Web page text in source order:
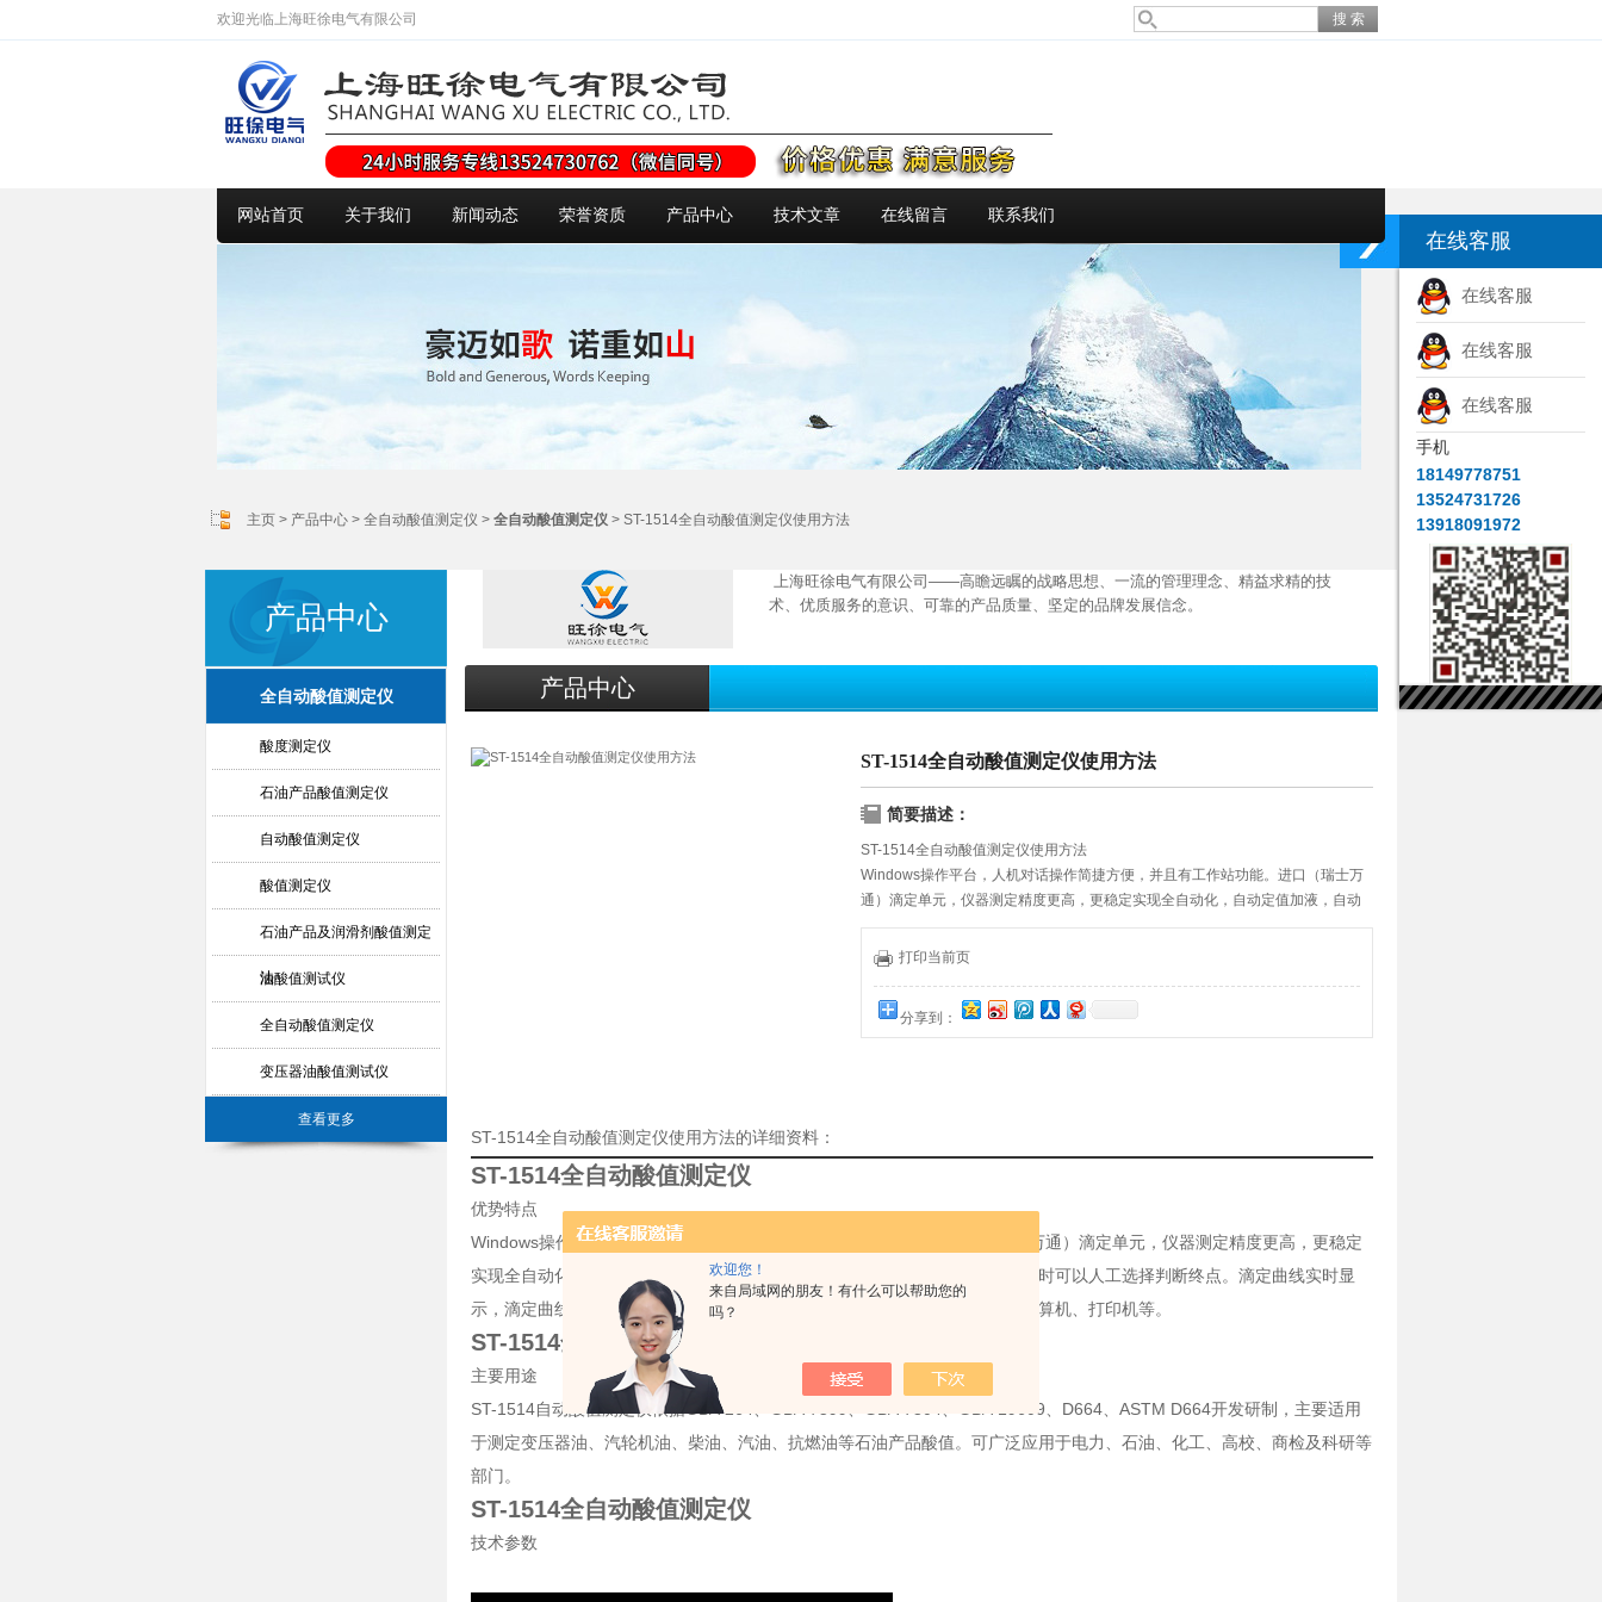
欢迎您！
来自局域网的朋友！有什么可以帮助您的
吗？
欢迎光临上海旺徐电气有限公司
网站首页 关于我们 新闻动态 荣誉资质 产品中心 技术文章 在线留言 联系我们
主页 > 产品中心 > 全自动酸值测定仪 > 全自动酸值测定仪 > ST-1514全自动酸值测定仪使用方法
产品中心
全自动酸值测定仪
酸度测定仪
石油产品酸值测定仪
自动酸值测定仪
酸值测定仪
石油产品及润滑剂酸值测定
法
油酸值测试仪
全自动酸值测定仪
变压器油酸值测试仪
查看更多
上海旺徐电气有限公司——高瞻远瞩的战略思想、一流的管理理念、精益求精的技
术、优质服务的意识、可靠的产品质量、坚定的品牌发展信念。
产品中心
ST-1514全自动酸值测定仪使用方法
简要描述：
ST-1514全自动酸值测定仪使用方法
Windows操作平台，人机对话操作简捷方便，并且有工作站功能。进口（瑞士万
通）滴定单元，仪器测定精度更高，更稳定实现全自动化，自动定值加液，自动
清洗自动判别终点，自动滤除假终点，同时可以人工选择判断终点。滴定曲线实
时显示，滴定曲线及结果与数据存贮和打印。整机仪器包括：主机、滴定单元、
打印当前页
分享到：
ST-1514全自动酸值测定仪使用方法的详细资料：
ST-1514全自动酸值测定仪
优势特点
Windows操作平台，人机对话操作简捷方便，并且有工作站功能。进口(瑞士万通）滴定单元，仪器测定精度更高，更稳定
实现全自动化，自动定值加液，自动清洗自动判别终点，自动滤除假终点，同时可以人工选择判断终点。滴定曲线实时显
示，滴定曲线及结果与数据存贮和打印。整机仪器包括：主机、滴定单元、计算机、打印机等。
ST-1514全自动酸值测定仪
主要用途
ST-1514自动酸值测定仪依据
GB/T264、GB/T7599、GB/T7304、GB/T19609、D664、ASTM D664开发研制，主要适用
于测定变压器油、汽轮机油、柴油、汽油、抗燃油等石油产品酸值。可广泛应用于电力、石油、化工、高校、商检及科研等
部门。
ST-1514全自动酸值测定仪
技术参数
在线客服
在线客服
在线客服
在线客服
手机
18149778751
13524731726
13918091972